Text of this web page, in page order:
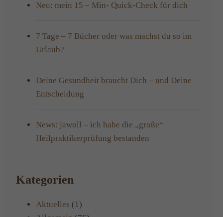
Neu: mein 15 – Min- Quick-Check für dich
7 Tage – 7 Bücher oder was machst du so im
Urlaub?
Deine Gesundheit braucht Dich – und Deine
Entscheidung
News: jawoll – ich habe die „große“
Heilpraktikerprüfung bestanden
Kategorien
Aktuelles (1)